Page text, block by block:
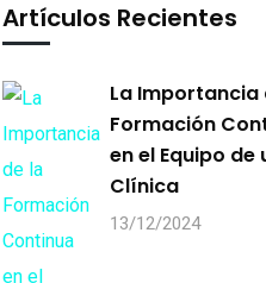
Artículos Recientes
La Importancia
Formación
en el Equipo de
Clínica
13/12/2024